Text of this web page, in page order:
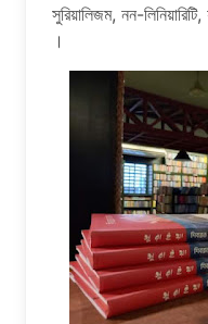
সুরিয়ালিজম, নন-
।